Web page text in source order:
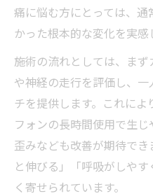
痛に悩む方にとっては、
かった根本的な変化を実感
施術の流れとしては、ま
や神経の走行を評価し、
チを提供します。これに
フォンの長時間使用で生
歪みなども改善が期待で
と伸びる」「呼吸がしや
く寄せられています。